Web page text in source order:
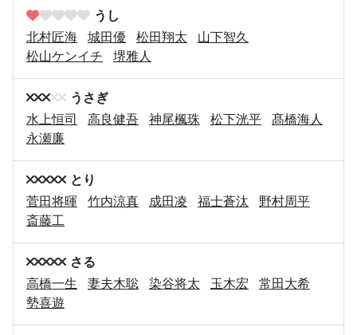
うし
北村匠海
城田優 松田翔太
山下智久
松山ケンイチ
堺雅人
うさぎ
水上恒司
高良健吾 神尾楓珠 松下洸平
髙橋海人
永瀬廉
とり
菅田将暉
竹内涼真 成田凌 福士蒼汰
野村周平
斎藤工
さる
高橋一生
妻夫木聡 染谷将太 玉木宏
常田大希
勢喜遊